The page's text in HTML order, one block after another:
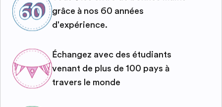
grâce à nos 60 années
d'expérience.
Échangez avec des étudiants
venant de plus de 100 pays à
travers le monde